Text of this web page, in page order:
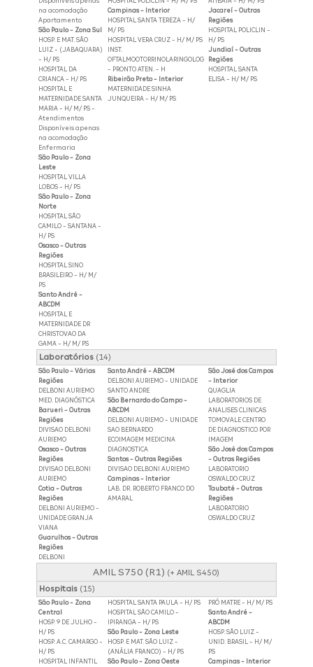
na acomodação
Apartamento
São Paulo - Zona Sul
HOSP. E MAT. SÃO
LUIZ - (JABAQUARA)
- H/ PS
HOSPITAL DA
CRIANCA - H/ PS
HOSPITAL E
MATERNIDADE SANTA
MARIA - H/ M/ PS -
Atendimentos
Disponíveis apenas
na acomodação
Enfermaria
São Paulo - Zona
Leste
HOSPITAL VILLA
LOBOS - H/ PS
São Paulo - Zona
Norte
HOSPITAL SÃO
CAMILO - SANTANA -
H/ PS
Osasco - Outras
Regiões
HOSPITAL SINO
BRASILEIRO - H/ M/
PS
Santo André -
ABCDM
HOSPITAL E
MATERNIDADE DR
CHRISTOVAO DA
GAMA - H/ M/ PS
Campinas - Interior
HOSPITAL SANTA TEREZA - H/
M/ PS
HOSPITAL VERA CRUZ - H/ M/ PS
INST.
OFTALMOOTORRINOLARINGOLOG
- PRONTO ATEN. - H
Ribeirão Preto - Interior
MATERNIDADE SINHA
JUNQUEIRA - H/ M/ PS
Jacareí - Outras
Regiões
HOSPITAL POLICLIN -
H/ PS
Jundiaí - Outras
Regiões
HOSPITAL SANTA
ELISA - H/ M/ PS
Laboratórios(14)
São Paulo - Várias
Regiões
DELBONI AURIEMO
MED. DIAGNÓSTICA
Barueri - Outras
Regiões
DIVISAO DELBONI
AURIEMO
Osasco - Outras
Regiões
DIVISAO DELBONI
AURIEMO
Cotia - Outras
Regiões
DELBONI AURIEMO -
UNIDADE GRANJA
VIANA
Guarulhos - Outras
Regiões
DELBONI
Santo André - ABCDM
DELBONI AURIEMO - UNIDADE
SANTO ANDRE
São Bernardo do Campo -
ABCDM
DELBONI AURIEMO - UNIDADE
SAO BERNARDO
ECOIMAGEM MEDICINA
DIAGNOSTICA
Santos - Outras Regiões
DIVISAO DELBONI AURIEMO
Campinas - Interior
LAB. DR. ROBERTO FRANCO DO
AMARAL
São José dos Campos
- Interior
QUAGLIA
LABORATORIOS DE
ANALISES CLINICAS
TOMOVALE CENTRO
DE DIAGNOSTICO POR
IMAGEM
São José dos Campos
- Outras Regiões
LABORATORIO
OSWALDO CRUZ
Taubaté - Outras
Regiões
LABORATORIO
OSWALDO CRUZ
AMIL S750 (R1) (+ AMIL S450)
Hospitais(15)
São Paulo - Zona
Central
HOSP. 9 DE JULHO -
H/ PS
HOSP. A.C. CAMARGO -
H/ PS
HOSPITAL INFANTIL
HOSPITAL SANTA PAULA - H/ PS
HOSPITAL SÃO CAMILO -
IPIRANGA - H/ PS
São Paulo - Zona Leste
HOSP. E MAT. SÃO LUIZ -
(ANÁLIA FRANCO) - H/ PS
São Paulo - Zona Oeste
PRÓ MATRE - H/ M/ PS
Santo André -
ABCDM
HOSP. SÃO LUIZ -
UNID. BRASIL - H/ M/
PS
Campinas - Interior